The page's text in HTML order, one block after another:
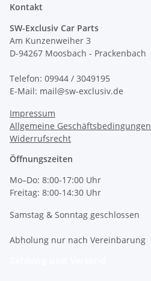
Kontakt
SW-Exclusiv Car Parts
Am Kunzenweiher 3
D-94267 Moosbach - Prackenbach
Telefon: 09944 / 3049195
E-Mail: mail@sw-exclusiv.de
Impressum
Allgemeine Geschäftsbedingungen
Widerrufsrecht
Öffnungszeiten
Mo–Do: 8:00-17:00 Uhr
Freitag: 8:00-14:30 Uhr
Samstag & Sonntag geschlossen
Abholung nur nach Vereinbarung